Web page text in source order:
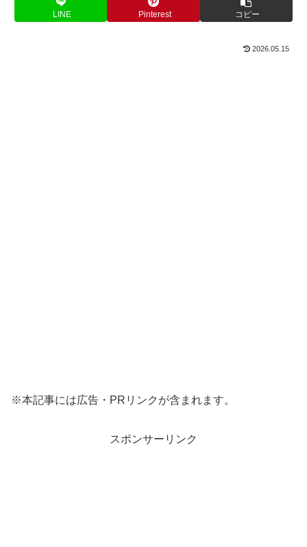
LINE Pinterest コピー
2026.05.15
※本記事には広告・PRリンクが含まれます。
スポンサーリンク